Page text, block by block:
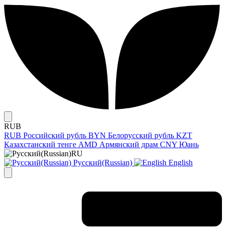
RUB
RUB Российский рубль BYN Белорусский рубль KZT
Казахстанский тенге AMD Армянский драм CNY Юань
RU
Русский(Russian)
English